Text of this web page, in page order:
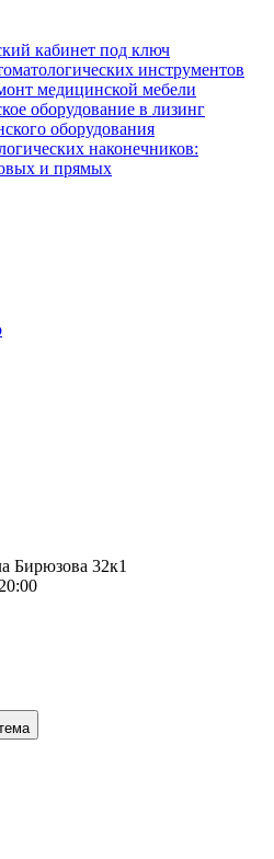
кабинет под ключ
инструментов
медицинской мебели
оборудование в лизинг
оборудования
наконечников:
и прямых
Бирюзова 32к1